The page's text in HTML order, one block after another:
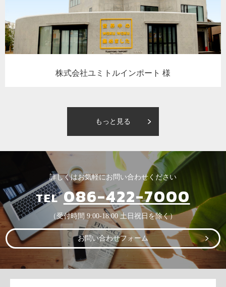
株式会社ユミトルインポート 様
もっと見る
詳しくはお気軽にお問い合わせください
TEL086-422-7000
（受付時間 9:00-18:00 土日祝日を除く）
お問い合わせフォーム